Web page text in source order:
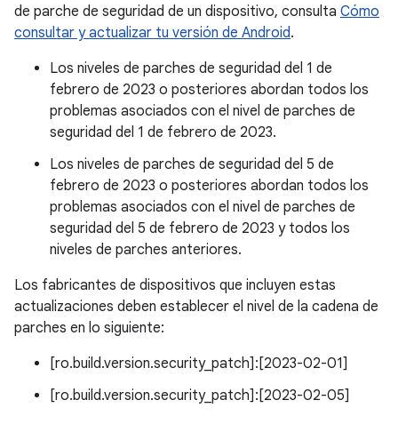
de parche de seguridad de un dispositivo, consulta Cómo
consultar y actualizar tu versión de Android.
Los niveles de parches de seguridad del 1 de
febrero de 2023 o posteriores abordan todos los
problemas asociados con el nivel de parches de
seguridad del 1 de febrero de 2023.
Los niveles de parches de seguridad del 5 de
febrero de 2023 o posteriores abordan todos los
problemas asociados con el nivel de parches de
seguridad del 5 de febrero de 2023 y todos los
niveles de parches anteriores.
Los fabricantes de dispositivos que incluyen estas
actualizaciones deben establecer el nivel de la cadena de
parches en lo siguiente:
[ro.build.version.security_patch]:[2023-02-01]
[ro.build.version.security_patch]:[2023-02-05]